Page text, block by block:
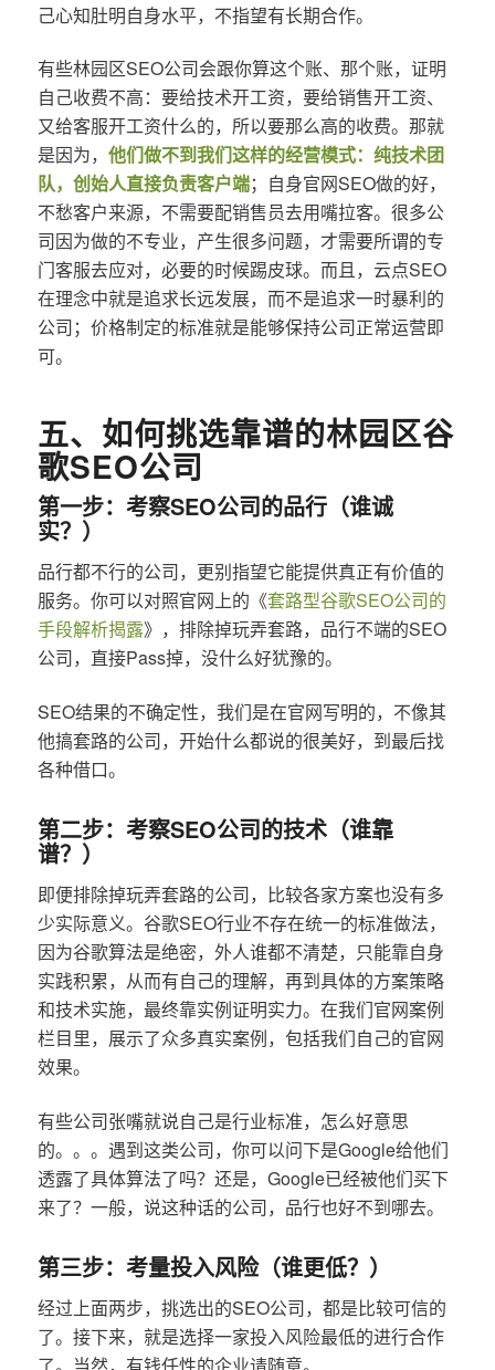
己心知肚明自身水平，不指望有长期合作。
有些林园区SEO公司会跟你算这个账、那个账，证明
自己收费不高：要给技术开工资，要给销售开工资、
又给客服开工资什么的，所以要那么高的收费。那就
是因为， 他们做不到我们这样的经营模式：纯技术团
队，创始人直接负责客户端；自身官网SEO做的好，
不愁客户来源，不需要配销售员去用嘴拉客。很多公
司因为做的不专业，产生很多问题，才需要所谓的专
门客服去应对，必要的时候踢皮球。而且，云点SEO
在理念中就是追求长远发展，而不是追求一时暴利的
公司；价格制定的标准就是能够保持公司正常运营即
可。
五、如何挑选靠谱的林园区谷
歌SEO公司
第一步：考察SEO公司的品行（谁诚
实？）
品行都不行的公司，更别指望它能提供真正有价值的
服务。你可以对照官网上的《套路型谷歌SEO公司的
手段解析揭露》，排除掉玩弄套路，品行不端的SEO
公司，直接Pass掉，没什么好犹豫的。
SEO结果的不确定性，我们是在官网写明的，不像其
他搞套路的公司，开始什么都说的很美好，到最后找
各种借口。
第二步：考察SEO公司的技术（谁靠
谱？）
即便排除掉玩弄套路的公司，比较各家方案也没有多
少实际意义。谷歌SEO行业不存在统一的标准做法，
因为谷歌算法是绝密，外人谁都不清楚，只能靠自身
实践积累，从而有自己的理解，再到具体的方案策略
和技术实施，最终靠实例证明实力。在我们官网案例
栏目里，展示了众多真实案例，包括我们自己的官网
效果。
有些公司张嘴就说自己是行业标准，怎么好意思
的。。。遇到这类公司，你可以问下是Google给他们
透露了具体算法了吗？还是，Google已经被他们买下
来了？一般，说这种话的公司，品行也好不到哪去。
第三步：考量投入风险（谁更低？）
经过上面两步，挑选出的SEO公司，都是比较可信的
了。接下来，就是选择一家投入风险最低的进行合作